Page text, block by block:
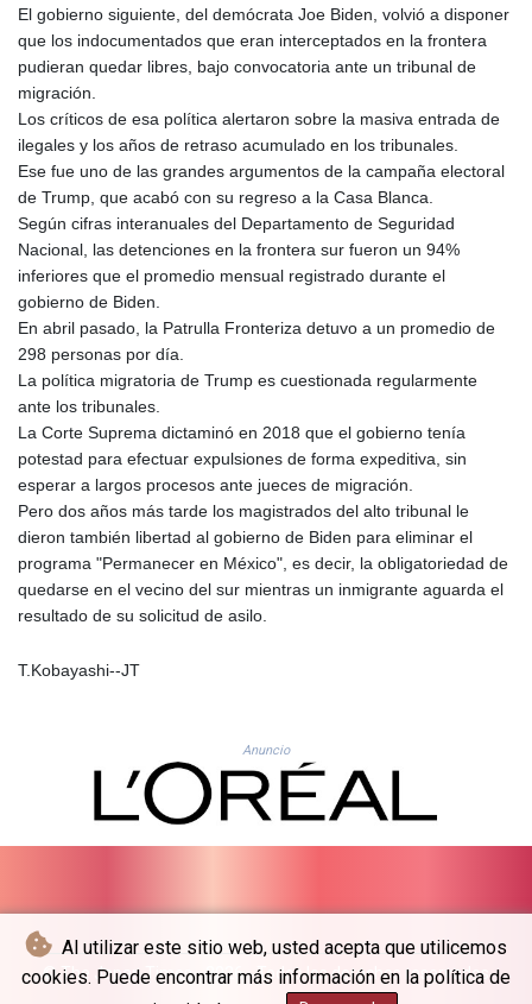
Al utilizar este sitio web, usted acepta que utilicemos
cookies. Puede encontrar más información en la política de
JOD 0.819755
JPY 182.105612
KES 147.605987
KHR
4685.298214
KMF 492.519879
KRW
1629.419037
KWD 0.356776
KYD 0.963357
LAK
LBP
LKR 387.749774
LRD 209.899292
LSL 18.780552
LTL 3.413808
LVL 0.699343
LYD 7.358934
MAD 10.774363
MDL 20.102535
2427.395773
MNT
4157.558143
MVR 17.874501
2004.537163
MXN 19.809677
El gobierno siguiente, del demócrata Joe Biden, volvió a disponer
que los indocumentados que eran interceptados en la frontera
pudieran quedar libres, bajo convocatoria ante un tribunal de
migración.
Los críticos de esa política alertaron sobre la masiva entrada de
ilegales y los años de retraso acumulado en los tribunales.
Ese fue uno de las grandes argumentos de la campaña electoral
de Trump, que acabó con su regreso a la Casa Blanca.
Según cifras interanuales del Departamento de Seguridad
Nacional, las detenciones en la frontera sur fueron un 94%
inferiores que el promedio mensual registrado durante el
gobierno de Biden.
En abril pasado, la Patrulla Fronteriza detuvo a un promedio de
298 personas por día.
La política migratoria de Trump es cuestionada regularmente
ante los tribunales.
La Corte Suprema dictaminó en 2018 que el gobierno tenía
potestad para efectuar expulsiones de forma expeditiva, sin
esperar a largos procesos ante jueces de migración.
Pero dos años más tarde los magistrados del alto tribunal le
dieron también libertad al gobierno de Biden para eliminar el
programa "Permanecer en México", es decir, la obligatoriedad de
quedarse en el vecino del sur mientras un inmigrante aguarda el
resultado de su solicitud de asilo.
T.Kobayashi--JT
Anuncio
© The Japan Times - 2026 - Todos los derechos reservados